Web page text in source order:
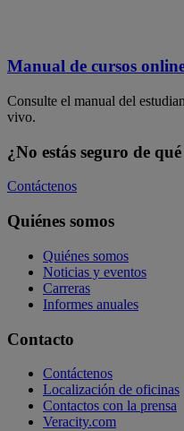
Manual de cursos
Consulte el manual del
vivo.
¿No estás seguro de
Contáctenos
Quiénes somos
Quiénes somos
Noticias y eventos
Carreras
Informes anuales
Contacto
Contáctenos
Localización de oficinas
Contactos con la prensa
Veracity.com